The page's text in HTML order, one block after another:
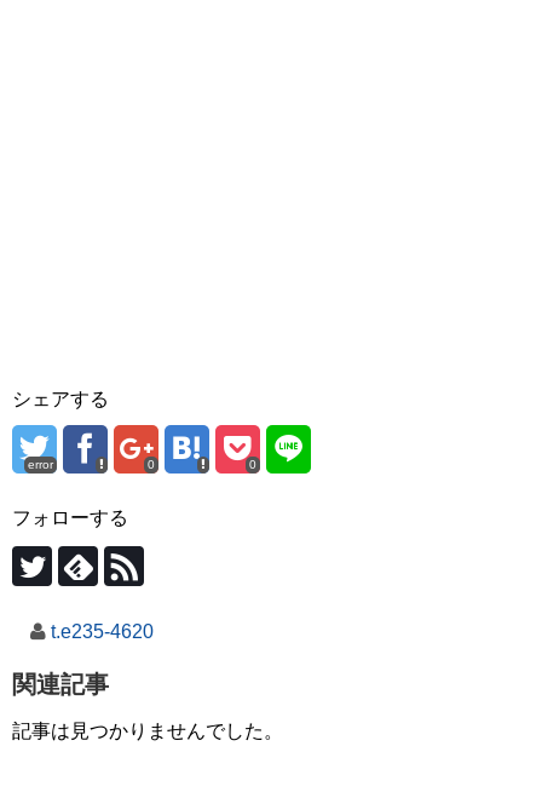
シェアする
error 0 0
フォローする
t.e235-4620
関連記事
記事は見つかりませんでした。